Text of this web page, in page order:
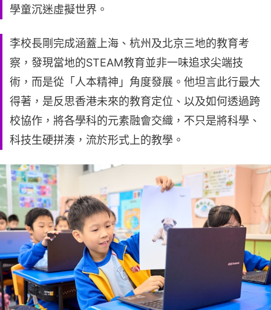
學童沉迷虛擬世界。
李校長剛完成涵蓋上海、杭州及北京三地的教育考
察，發現當地的STEAM教育並非一味追求尖端技
術，而是從「人本精神」角度發展。他坦言此行最大
得著，是反思香港未來的教育定位、以及如何透過跨
校協作，將各學科的元素融會交織，不只是將科學、
科技生硬拼湊，流於形式上的教學。